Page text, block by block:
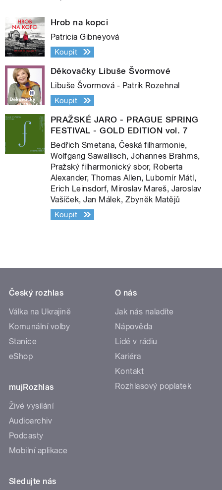
Hrob na kopci
Patricia Gibneyová
Koupit
Děkovačky Libuše Švormové
Libuše Švormová - Patrik Rozehnal
Koupit
PRAŽSKÉ JARO - PRAGUE SPRING
FESTIVAL - GOLD EDITION vol. 7
Bedřich Smetana, Česká filharmonie,
Wolfgang Sawallisch, Johannes Brahms,
Pražský filharmonický sbor, Roberta
Alexander, Thomas Allen, Lubomír Mátl,
Erich Leinsdorf, Miroslav Mareš, Jaroslav
Vašíček, Jan Málek, Zbyněk Matějů
Koupit
Český rozhlas
Válka na Ukrajině
Komunální volby
Stanice
eShop
mujRozhlas
Živé vysílání
Audioarchiv
Podcasty
Mobilní aplikace
O nás
Jak nás naladíte
Nápověda
Lidé v rádiu
Kariéra
Kontakt
Rozhlasový poplatek
Sledujte nás